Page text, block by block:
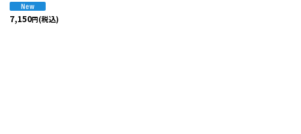
7,150円(税込)